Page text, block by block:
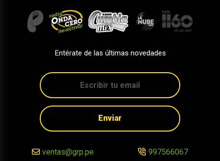
Entérate de las últimas novedades
Enviar
ventas@grp.pe 997566067